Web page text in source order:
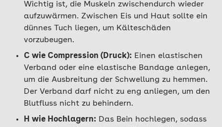
Wichtig ist, die Muskeln zwischendurch wieder
aufzuwärmen. Zwischen Eis und Haut sollte ein
dünnes Tuch liegen, um Kälteschäden
vorzubeugen.
C wie Compression (Druck): Einen elastischen
Verband oder eine elastische Bandage anlegen,
um die Ausbreitung der Schwellung zu hemmen.
Der Verband darf nicht zu eng anliegen, um den
Blutfluss nicht zu behindern.
H wie Hochlagern: Das Bein hochlegen, sodass